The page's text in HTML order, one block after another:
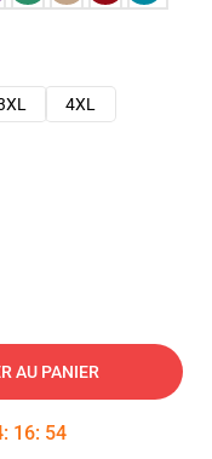
4XL
AU PANIER
: 16: 54